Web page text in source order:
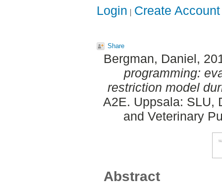
Login Create Account
Share
Bergman, Daniel,
programming:
restriction model
A2E. Uppsala: SLU,
and Veterinary
Abstract